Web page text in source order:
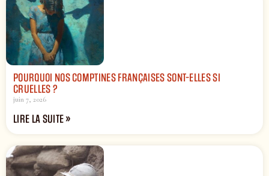
POURQUOI NOS COMPTINES FRANÇAISES SONT-ELLES SI
CRUELLES ?
juin 7, 2026
LIRE LA SUITE »